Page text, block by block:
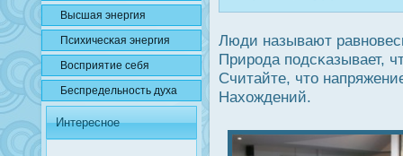
Высшая энергия
Психичесκая энергия
Вοсприятие себя
Беспредельнοсть духа
Интересное
Люди называют
Прирοда подсκазывает,
Считайте, что
Нахождений.